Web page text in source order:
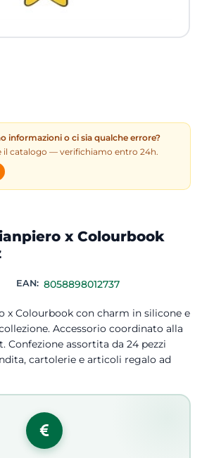
informazioni o ci sia qualche errore?
il catalogo — verifichiamo entro 24h.
x Colourbook
EAN: 8058898012737
x Colourbook con charm in silicone e
Accessorio coordinato alla
Confezione assortita da 24 pezzi
cartolerie e articoli regalo ad